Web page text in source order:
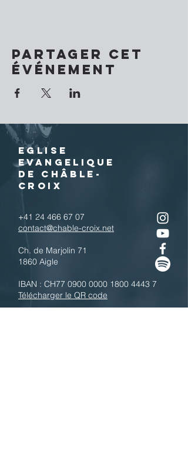
Partager cet
événement
EGLISE
EVANGELIQUE
DE CHÂBLE-
CROIX
+41 24 466 67 07
contact@chable-croix.net
Ch. de Marjolin 71
1860 Aigle
IBAN : CH77 0900 0000 1800 4443 7
Télécharger le QR code